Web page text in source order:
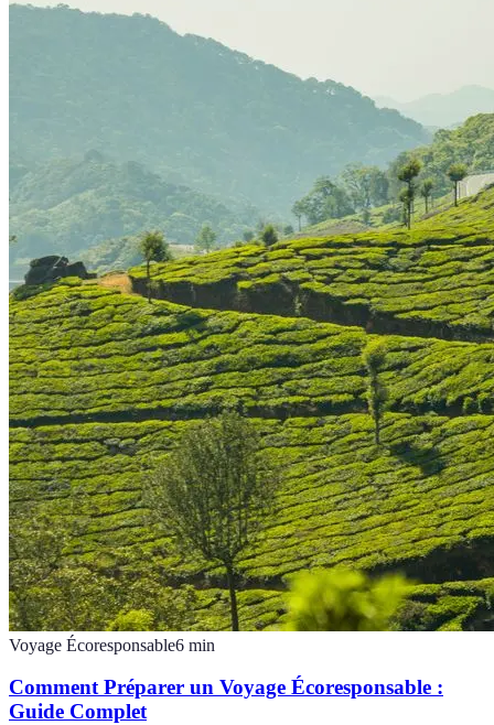
Voyage Écoresponsable6 min
Comment Préparer un Voyage Écoresponsable :
Guide Complet